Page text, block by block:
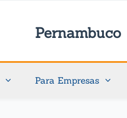
Pernambuco
Para Empresas